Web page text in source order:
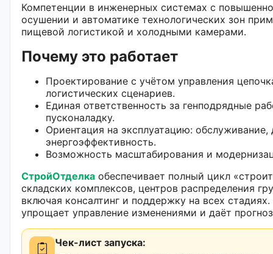
Компетенции в инженерных системах с
осушении и автоматике технологических зон
пищевой логистикой и холодными камерами.
Почему это работает
Проектирование с учётом управления
логистических сценариев.
Единая ответственность за генподрядные
пусконаладку.
Ориентация на эксплуатацию: обслуживание,
энергоэффективность.
Возможность масштабирования и
СтройОтделка обеспечивает полный цикл
складских комплексов, центров распределения
включая консалтинг и поддержку на всех
упрощает управление изменениями и даёт
Чек-лист запуска: